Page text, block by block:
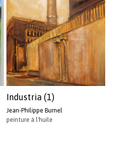
Industria (1)
Jean-Philippe Burnel
peinture à l'huile